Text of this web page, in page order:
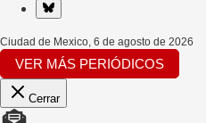
Ciudad de Mexico, 6 de agosto de 2026
VER MÁS PERIÓDICOS
Cerrar